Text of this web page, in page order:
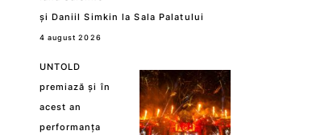
și Daniil Simkin la Sala Palatului
4 august 2026
UNTOLD
premiază și în
acest an
performanța